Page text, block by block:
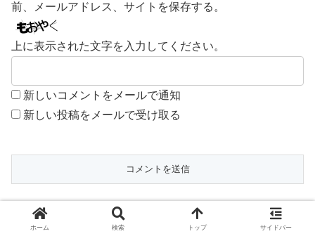
前、メールアドレス、サイトを保存する。
上に表示された文字を入力してください。
新しいコメントをメールで通知
新しい投稿をメールで受け取る
ホーム
ホーム 検索 トップ サイドバー